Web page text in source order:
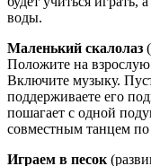
воды.
Маленький скалолаз
Положите на
Включите музыку.
поддерживаете его
пошагает с одной
совместным танцем по
Играем в песок